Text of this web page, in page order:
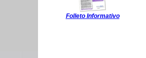
Folleto Informativo